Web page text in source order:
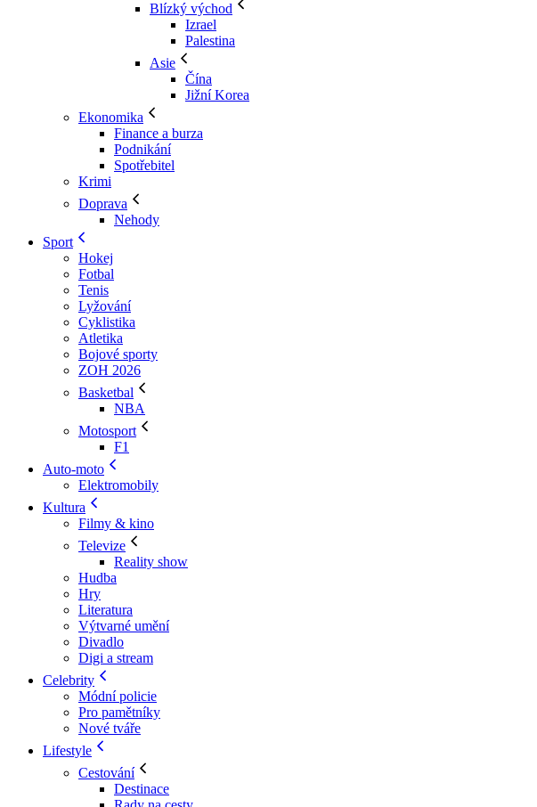
Blízký východ
Izrael
Palestina
Asie
Čína
Jižní Korea
Ekonomika
Finance a burza
Podnikání
Spotřebitel
Krimi
Doprava
Nehody
Sport
Hokej
Fotbal
Tenis
Lyžování
Cyklistika
Atletika
Bojové sporty
ZOH 2026
Basketbal
NBA
Motosport
F1
Auto-moto
Elektromobily
Kultura
Filmy & kino
Televize
Reality show
Hudba
Hry
Literatura
Výtvarné umění
Divadlo
Digi a stream
Celebrity
Módní policie
Pro pamětníky
Nové tváře
Lifestyle
Cestování
Destinace